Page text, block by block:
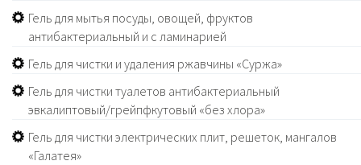
Гель для мытья посуды, овощей, фруктов
антибактериальный и с ламинарией
Гель для чистки и удаления ржавчины «Суржа»
Гель для чистки туалетов антибактериальный
эвкалиптовый/грейпфкутовый «без хлора»
Гель для чистки электрических плит, решеток, мангалов
«Галатея»